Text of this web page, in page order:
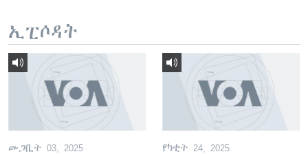
ኢፒሶዳት
መጋቢት 03, 2025 የካቲት 24, 2025